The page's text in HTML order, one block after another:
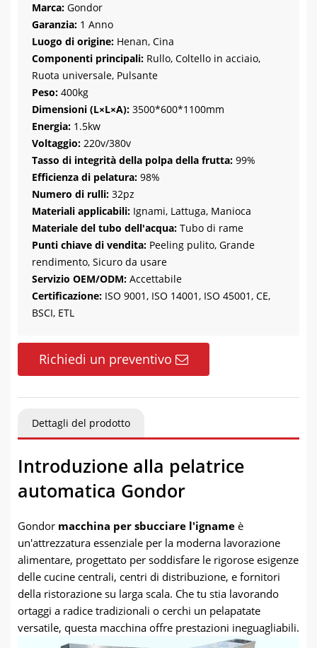
Marca: Gondor
Garanzia: 1 Anno
Luogo di origine: Henan, Cina
Componenti principali: Rullo, Coltello in acciaio,
Ruota universale, Pulsante
Peso: 400kg
Dimensioni (L×L×A): 3500*600*1100mm
Energia: 1.5kw
Voltaggio: 220v/380v
Tasso di integrità della polpa della frutta: 99%
Efficienza di pelatura: 98%
Numero di rulli: 32pz
Materiali applicabili: Ignami, Lattuga, Manioca
Materiale del tubo dell'acqua: Tubo di rame
Punti chiave di vendita: Peeling pulito, Grande
rendimento, Sicuro da usare
Servizio OEM/ODM: Accettabile
Certificazione: ISO 9001, ISO 14001, ISO 45001, CE,
BSCI, ETL
Richiedi un preventivo
Dettagli del prodotto
Introduzione alla pelatrice
automatica Gondor
Gondor macchina per sbucciare l'igname è
un'attrezzatura essenziale per la moderna lavorazione
alimentare, progettato per soddisfare le rigorose esigenze
delle cucine centrali, centri di distribuzione, e fornitori
della ristorazione su larga scala. Che tu stia lavorando
ortaggi a radice tradizionali o cerchi un pelapatate
versatile, questa macchina offre prestazioni ineguagliabili.